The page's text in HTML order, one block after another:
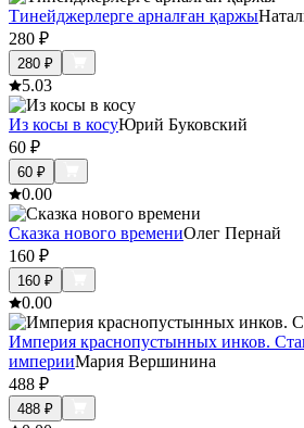
Тинейджерлерге арналған қаржы
280 ₽
280 ₽
5.03
Из косы в косуЮрий Буковский
60 ₽
60 ₽
0.00
Сказка нового времениОлег Пернай
160 ₽
160 ₽
0.00
Империя краснопустынных инков.
империиМария Вершинина
488 ₽
488 ₽